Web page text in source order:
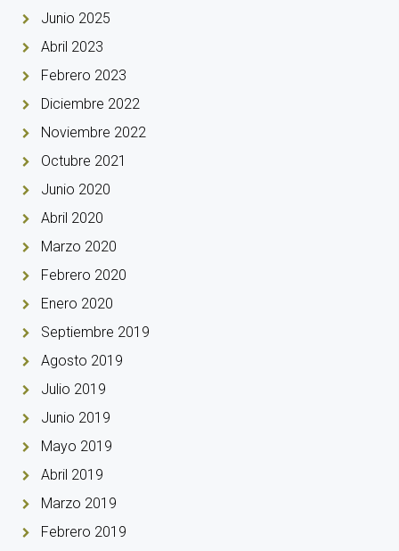
Junio 2025
Abril 2023
Febrero 2023
Diciembre 2022
Noviembre 2022
Octubre 2021
Junio 2020
Abril 2020
Marzo 2020
Febrero 2020
Enero 2020
Septiembre 2019
Agosto 2019
Julio 2019
Junio 2019
Mayo 2019
Abril 2019
Marzo 2019
Febrero 2019